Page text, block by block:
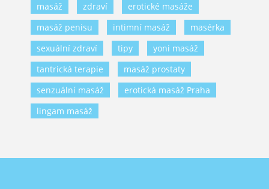
masáž
zdraví
erotické masáže
masáž penisu
intimní masáž
masérka
sexuální zdraví
tipy
yoni masáž
tantrická terapie
masáž prostaty
senzuální masáž
erotická masáž Praha
lingam masáž